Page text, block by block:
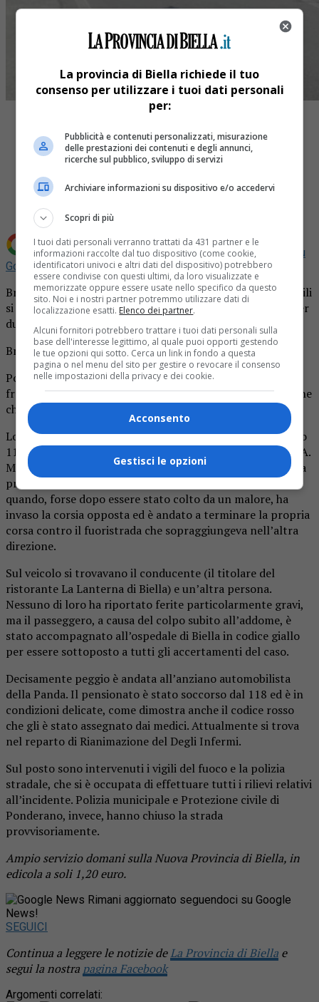
Share
Tweet
Aggiungi La Provincia di Biella come Fonte preferita su
Google
Bruttissimio incidente a Ponderano. Poco fa due automobili
si sono scontrate frontalmente con gravi conseguenze per
due delle persone che si trovavano a bordo.
Bruttissimio incidente a Ponderano.
Poco prima delle 15 due automobili si sono scontrate
frontalmente con gravi conseguenze per una delle persone
che si trovavano a bordo.
Lo schianto è avvenuto in via Mazzini, all’altezza del civico
112. Stando a quanto sommariamente ricostruito finora, A.
M., 83 anni di Ponderano, stava viaggiando lungo la strada
provinciale verso di Biella al volante della sua Fiat Panda
quando, forse dopo essere stato colto da un malore, ha
invaso la corsia opposta ed è andato a terminare la propria
corsa contro il fuoristrada che sopraggiungeva nell’altra
direzione.
Sul veicolo si trovavano il conducente (il titolare del
ristorante La Lanterna di Biella) e un’altra persona.
Nessuno di loro ha riportato ferite particolarmente gravi,
ma il passeggero, a causa del colpo subito all’addome, è
stato accompagnato all’ospedale di Biella in codice giallo
per essere sottoposto a tutti gli accertamenti del caso.
Decisamente peggio è andata all’anziano automobilista
della Panda. Il pensionato è stato soccorso dal 118 ed è in
condizioni delicate, come dimostra anche il codice rosso
che gli è stato assegnato dai medici. Attualmente si trova
nel reparto di Rianimazione del Degli Infermi.
Sul posto sono intervenuti i vigili del fuoco e la polizia
stradale, che si è occupata di effettuare tutti i rilievi relativi
all’incidente. Polizia municipale e Protezione civile di
Ponderano, invece, hanno chiuso la strada
provvisoriamente.
Ampio servizio domani sulla Nuova Provincia di Biella, in
edicola a soli 1,20 euro.
Rimani aggiornato seguendoci su Google
News!
SEGUICI
Continua a leggere le notizie deLa Provincia di Biella e
segui la nostra pagina Facebook
Argomenti correlati:
La provincia di Biella richiede il tuo
consenso per utilizzare i tuoi dati personali
per:
Pubblicità e contenuti personalizzati, misurazione
delle prestazioni dei contenuti e degli annunci,
ricerche sul pubblico, sviluppo di servizi
Archiviare informazioni su dispositivo e/o accedervi
Scopri di più
I tuoi dati personali verranno trattati da 431 partner e le
informazioni raccolte dal tuo dispositivo (come cookie,
identificatori univoci e altri dati del dispositivo) potrebbero
essere condivise con questi ultimi, da loro visualizzate e
memorizzate oppure essere usate nello specifico da questo
sito. Noi e i nostri partner potremmo utilizzare dati di
localizzazione esatti. Elenco dei partner.
Alcuni fornitori potrebbero trattare i tuoi dati personali sulla
base dell'interesse legittimo, al quale puoi opporti gestendo
le tue opzioni qui sotto. Cerca un link in fondo a questa
pagina o nel menu del sito per gestire o revocare il consenso
nelle impostazioni della privacy e dei cookie.
Acconsento
Gestisci le opzioni